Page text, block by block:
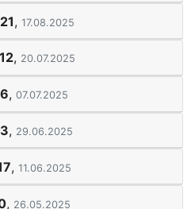
, 17.08.2025
, 20.07.2025
, 07.07.2025
, 29.06.2025
, 11.06.2025
, 26.05.2025